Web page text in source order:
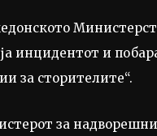
инцидентот и
за сторителите“.
за